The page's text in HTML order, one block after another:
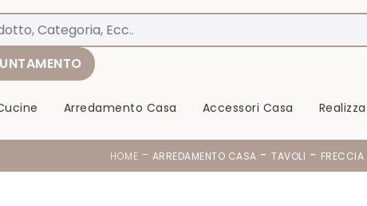
Arredamento Casa Accessori Casa
HOME - ARREDAMENTO CASA -TAVOLI - FRECCIA